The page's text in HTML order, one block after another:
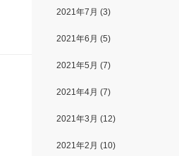
2021年7月 (3)
2021年6月 (5)
2021年5月 (7)
2021年4月 (7)
2021年3月 (12)
2021年2月 (10)